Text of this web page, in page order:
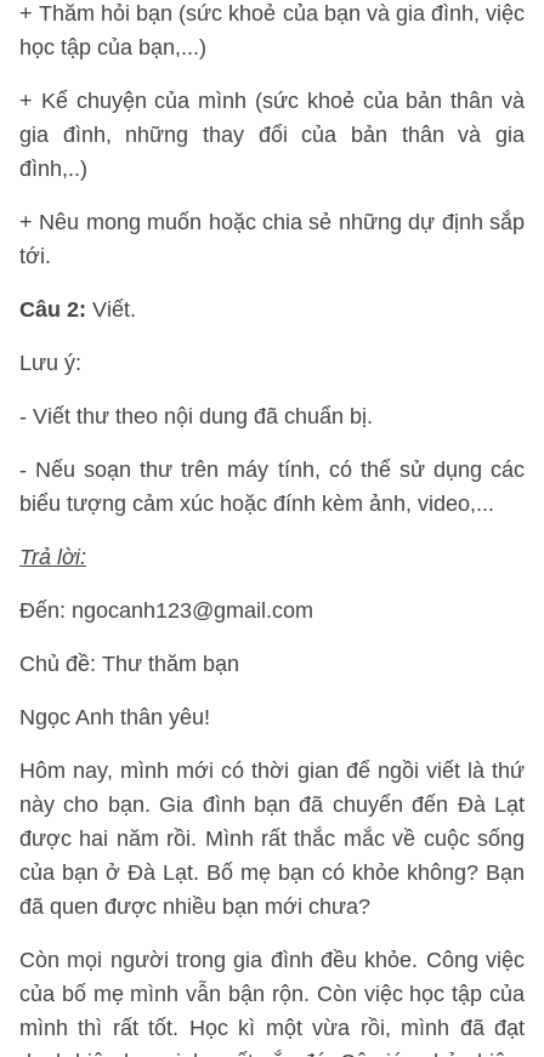
+ Thăm hỏi bạn (sức khoẻ của bạn và gia đình, việc
học tập của bạn,...)
+ Kể chuyện của mình (sức khoẻ của bản thân và
gia đình, những thay đổi của bản thân và gia
đình,..)
+ Nêu mong muốn hoặc chia sẻ những dự định sắp
tới.
Câu 2: Viết.
Lưu ý:
- Viết thư theo nội dung đã chuẩn bị.
- Nếu soạn thư trên máy tính, có thể sử dụng các
biểu tượng cảm xúc hoặc đính kèm ảnh, video,...
Trả lời:
Đến: ngocanh123@gmail.com
Chủ đề: Thư thăm bạn
Ngọc Anh thân yêu!
Hôm nay, mình mới có thời gian để ngồi viết là thứ
này cho bạn. Gia đình bạn đã chuyển đến Đà Lạt
được hai năm rồi. Mình rất thắc mắc về cuộc sống
của bạn ở Đà Lạt. Bố mẹ bạn có khỏe không? Bạn
đã quen được nhiều bạn mới chưa?
Còn mọi người trong gia đình đều khỏe. Công việc
của bố mẹ mình vẫn bận rộn. Còn việc học tập của
mình thì rất tốt. Học kì một vừa rồi, mình đã đạt